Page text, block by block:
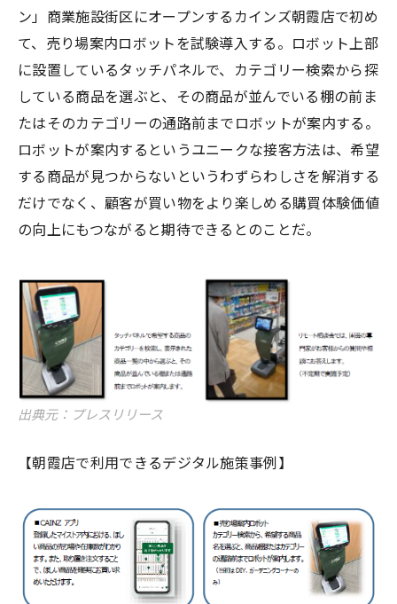
ン」商業施設街区にオープンするカインズ朝霞店で初め
て、売り場案内ロボットを試験導入する。ロボット上部
に設置しているタッチパネルで、カテゴリー検索から探
している商品を選ぶと、その商品が並んでいる棚の前ま
たはそのカテゴリーの通路前までロボットが案内する。
ロボットが案内するというユニークな接客方法は、希望
する商品が見つからないというわずらわしさを解消する
だけでなく、顧客が買い物をより楽しめる購買体験価値
の向上にもつながると期待できるとのことだ。
出典元：プレスリリース
【朝霞店で利用できるデジタル施策事例】